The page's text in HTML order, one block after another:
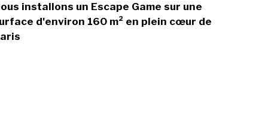
installons un Escape Game sur une
d'environ 160 m² en plein cœur de